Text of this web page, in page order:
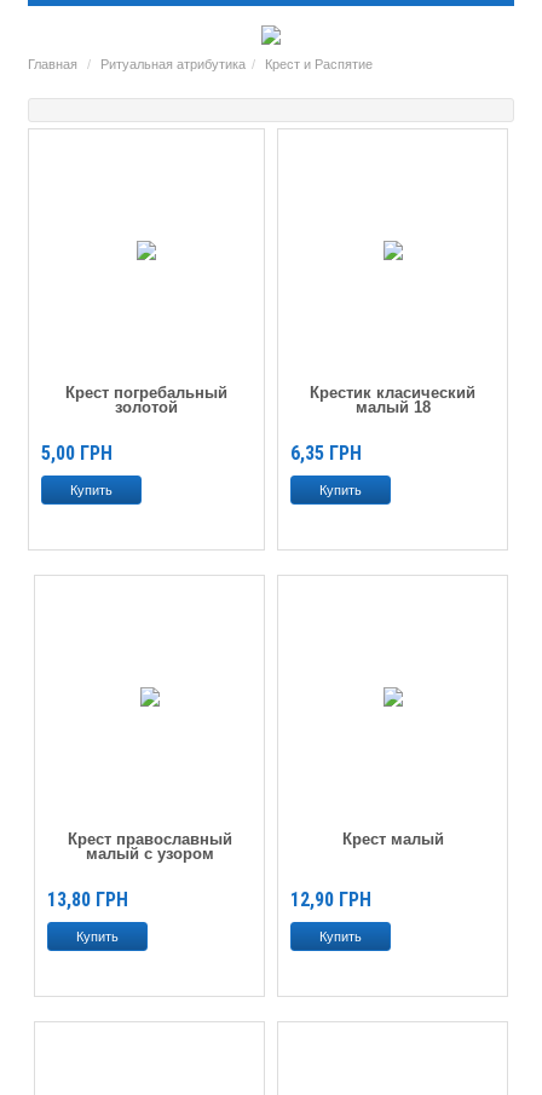
Главная Ритуальная атрибутика Крест и Распятие
Крест погребальный
золотой
5,00 ГРН
Крестик класический
малый 18
6,35 ГРН
Крест православный
малый с узором
13,80 ГРН
Крест малый
12,90 ГРН